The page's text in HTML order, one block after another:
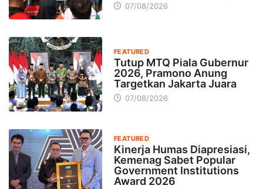
07/08/2026
FEATURED
Tutup MTQ Piala Gubernur
2026, Pramono Anung
Targetkan Jakarta Juara
07/08/2026
FEATURED
Kinerja Humas Diapresiasi,
Kemenag Sabet Popular
Government Institutions
Award 2026